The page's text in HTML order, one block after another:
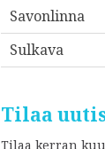
Savonlinna
Sulkava
Tilaa
Tilaa kerran